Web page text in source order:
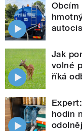
Obcím
Jak
volné
říká
hodin